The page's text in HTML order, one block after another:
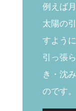
例えば
太陽の
すよう
引っ張
き・沈
のです。